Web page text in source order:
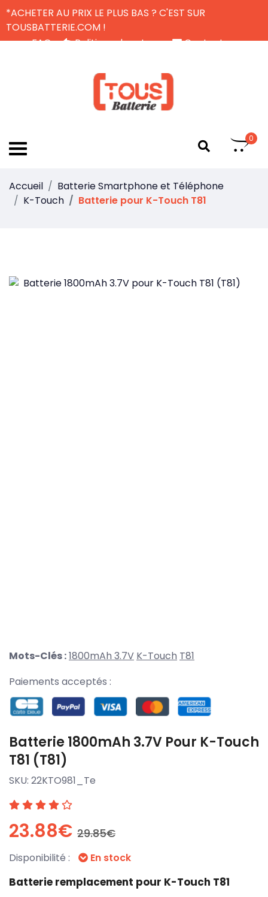
*ACHETER AU PRIX LE PLUS BAS ? C'EST SUR
TOUSBATTERIE.COM !
FAQ
Politique de retour
Contactez-nous
0
Accueil
Batterie Smartphone et Téléphone
K-Touch
Batterie pour K-Touch T81
Mots-Clés :1800mAh 3.7V K-Touch T81
Paiements acceptés :
Batterie 1800mAh 3.7V Pour K-Touch
T81 (T81)
SKU: 22KTO981_Te
23.88€ 29.85€
Disponibilité : En stock
Batterie remplacement pour K-Touch T81